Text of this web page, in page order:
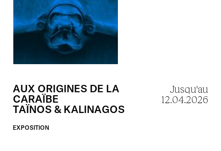
EXPOSITION
AUX ORIGINES DE LA
CARAÏBE
TAÏNOS & KALINAGOS
Jusqu'au
12.04.2026